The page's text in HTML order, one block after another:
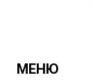
МЕНЮ